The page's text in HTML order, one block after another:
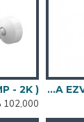
CAMERA EZVIZ-CS - C6-A0 4MP كاميرة وايفاي
102,000 دينار عراقي